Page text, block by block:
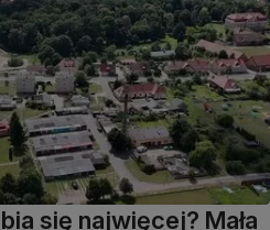
się najwięcej? Mała